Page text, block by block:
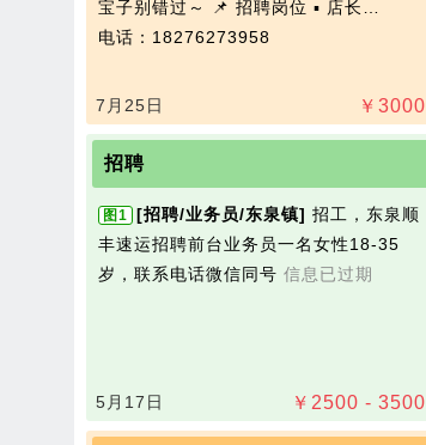
宝子别错过～ 📌 招聘岗位 ▪️ 店长…
电话：18276273958
￥ 3000
7月25日
招聘
图1 [招聘/业务员/东泉镇] 招工，东泉顺
丰速运招聘前台业务员一名女性18-35
岁，联系电话微信同号 信息已过期
￥ 2500 - 3500
5月17日